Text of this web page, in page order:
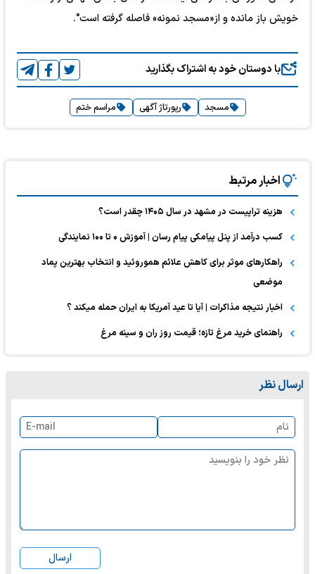
خویش باز مانده و از«مسجد نمونه» فاصله گرفته است".
با دوستان خود به اشتراک بگذارید
مسجد رپورتاژ آگهی مراسم ختم
اخبار مرتبط
هزینه تراپیست در مشهد در سال ۱۴۰۵ چقدر است؟
کسب درآمد از پنل پیامکی پیام رسان | آموزش ۰ تا ۱۰۰ نمایندگی
راهکارهای موثر برای کاهش علائم هموروئید و انتخاب بهترین پماد
موضعی
اخبار نتیجه مذاکرات | آیا تا عید آمریکا به ایران حمله میکند ؟
راهنمای خرید مرغ تازه؛ قیمت روز ران و سینه مرغ
ارسال نظر
ارسال